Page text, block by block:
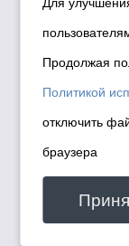
©
города
Политика
Политика
данных в
мэрии
Продолжая
Политикой
отключить
браузера